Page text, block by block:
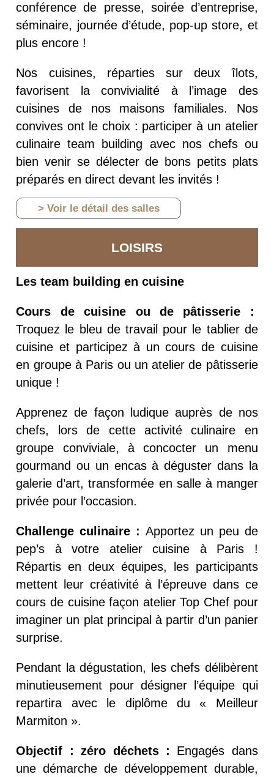
conférence de presse, soirée d’entreprise,
séminaire, journée d’étude, pop-up store, et
plus encore !
Nos cuisines, réparties sur deux îlots,
favorisent la convivialité à l’image des
cuisines de nos maisons familiales. Nos
convives ont le choix : participer à un atelier
culinaire team building avec nos chefs ou
bien venir se délecter de bons petits plats
préparés en direct devant les invités !
> Voir le détail des salles
LOISIRS
Les team building en cuisine
Cours de cuisine ou de pâtisserie :
Troquez le bleu de travail pour le tablier de
cuisine et participez à un cours de cuisine
en groupe à Paris ou un atelier de pâtisserie
unique !
Apprenez de façon ludique auprès de nos
chefs, lors de cette activité culinaire en
groupe conviviale, à concocter un menu
gourmand ou un encas à déguster dans la
galerie d’art, transformée en salle à manger
privée pour l’occasion.
Challenge culinaire : Apportez un peu de
pep’s à votre atelier cuisine à Paris !
Répartis en deux équipes, les participants
mettent leur créativité à l’épreuve dans ce
cours de cuisine façon atelier Top Chef pour
imaginer un plat principal à partir d’un panier
surprise.
Pendant la dégustation, les chefs délibèrent
minutieusement pour désigner l’équipe qui
repartira avec le diplôme du « Meilleur
Marmiton ».
Objectif : zéro déchets : Engagés dans
une démarche de développement durable,